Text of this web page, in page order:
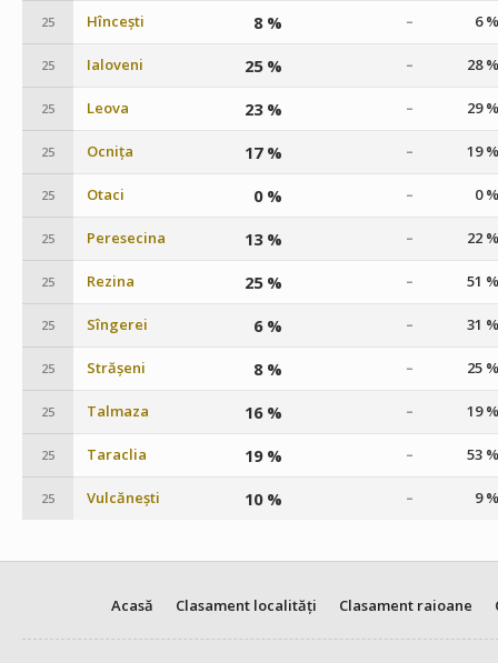
25 Hîncești 8 % – 6 %
25 Ialoveni 25 % – 28 %
25 Leova 23 % – 29 %
25 Ocnița 17 % – 19 %
25 Otaci 0 % – 0 %
25 Peresecina 13 % – 22 %
25 Rezina 25 % – 51 %
25 Sîngerei 6 % – 31 %
25 Strășeni 8 % – 25 %
25 Talmaza 16 % – 19 %
25 Taraclia 19 % – 53 %
25 Vulcănești 10 % – 9 %
Acasă Clasament localități Clasament raioane